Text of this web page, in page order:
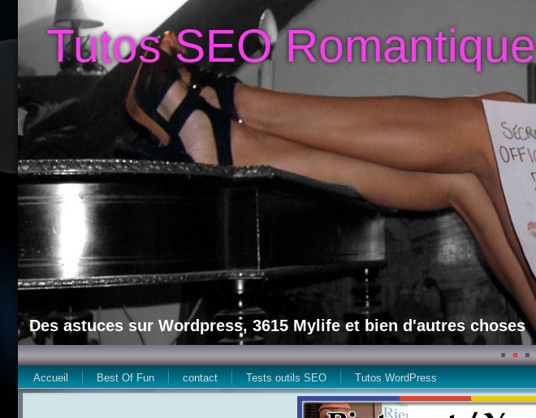
Tutos SEO Romantique
Des astuces sur Wordpress, 3615 Mylife et bien d'autres choses
Accueil Best Of Fun contact Tests outils SEO Tutos WordPress